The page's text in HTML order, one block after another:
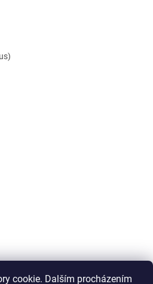
cookie. Dalším procházením